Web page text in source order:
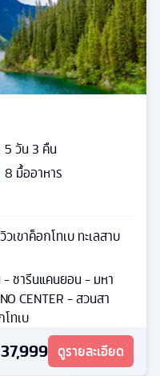
5วัน3 คืน
8 มื้ออาหาร
ขาค็อกโทเบ ทะเลสาบ
- ชารีนแคนยอน - มหา
CENTER - สวนสา
ทเบ
37,999 ดูรายละเอียด